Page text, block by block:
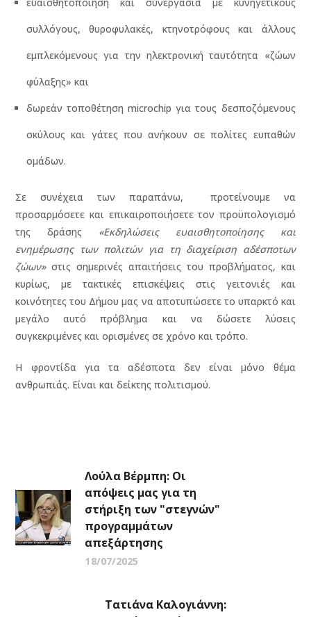
συλλόγους, θυροφυλακές, κτηνοτρόφους και άλλους
εμπλεκόμενους για την ηλεκτρονική ταυτότητα «ζώων
φύλαξης» και
δωρεάν τοποθέτηση microchip για τους δεσποζόμενους
σκύλους και γάτες που ανήκουν σε πολίτες ευπαθών
ομάδων.
Σε συνέχεια των παραπάνω, προτείνουμε να
προσαρμόσετε και επικαιροποιήσετε τον προϋπολογισμό
της δράσης «Εκδηλώσεις ευαισθητοποίησης και
ενημέρωσης των πολιτών για τη διαχείριση αδέσποτων
ζώων»στις σημερινές απαιτήσεις του προβλήματος, και
κυρίως, με τακτικές επισκέψεις στις γειτονιές και
κοινότητες του Δήμου μας να αποτυπώσετε το υπαρκτό και
μεγάλο αυτό πρόβλημα και να δώσετε λύσεις
συγκεκριμένες και ορισμένες σε χρόνο και τρόπο.
Η φροντίδα για τα αδέσποτα δεν είναι μόνο θέμα
ανθρωπιάς. Είναι και δείκτης πολιτισμού.
Λούλα Βέρμπη: Οι
απόψεις μας για τη
στήριξη των "στεγνών"
προγραμμάτων
απεξάρτησης
18/07/2025
Τατιάνα Καλογιάννη: